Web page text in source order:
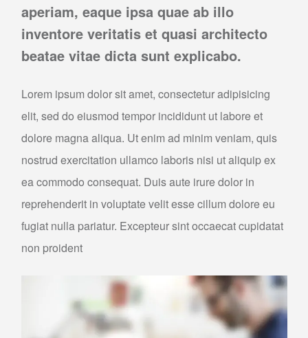
aperiam, eaque ipsa quae ab illo
inventore veritatis et quasi architecto
beatae vitae dicta sunt explicabo.
Lorem ipsum dolor sit amet, consectetur adipisicing
elit, sed do eiusmod tempor incididunt ut labore et
dolore magna aliqua. Ut enim ad minim veniam, quis
nostrud exercitation ullamco laboris nisi ut aliquip ex
ea commodo consequat. Duis aute irure dolor in
reprehenderit in voluptate velit esse cillum dolore eu
fugiat nulla pariatur. Excepteur sint occaecat cupidatat
non proident